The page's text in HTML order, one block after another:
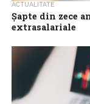
ACTUALITATE
Şapte din zece
extrasalariale
apreciate fiind
de performanţă şi